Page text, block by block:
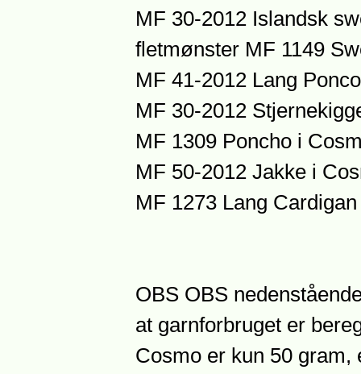
MF 30-2012 Islandsk
fletmønster MF 1149
MF 41-2012 Lang Ponco
MF 30-2012
MF 1309 Poncho i
MF 50-2012 Jakke i
MF 1273 Lang
OBS OBS
at garnforbruget er
Cosmo er kun 50